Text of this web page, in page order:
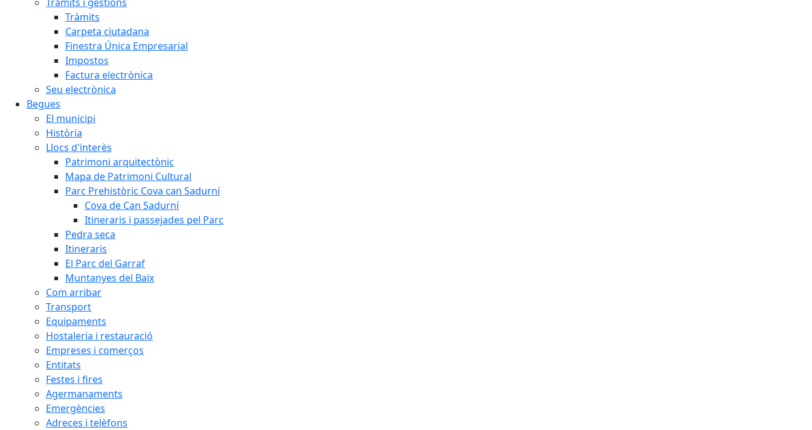
Tràmits
Carpeta ciutadana
Finestra Única Empresarial
Impostos
Factura electrònica
Seu electrònica
Begues
El municipi
Història
Llocs d'interès
Patrimoni arquitectònic
Mapa de Patrimoni Cultural
Parc Prehistòric Cova can Sadurní
Cova de Can Sadurní
Itineraris i passejades pel Parc
Pedra seca
Itineraris
El Parc del Garraf
Muntanyes del Baix
Com arribar
Transport
Equipaments
Hostaleria i restauració
Empreses i comerços
Entitats
Festes i fires
Agermanaments
Emergències
Adreces i telèfons